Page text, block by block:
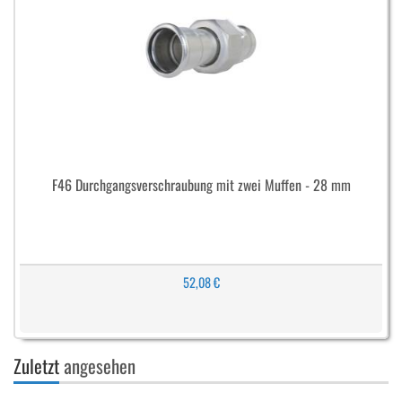
F46 Durchgangsverschraubung mit zwei Muffen - 28 mm
52,08 €
Zuletztangesehen